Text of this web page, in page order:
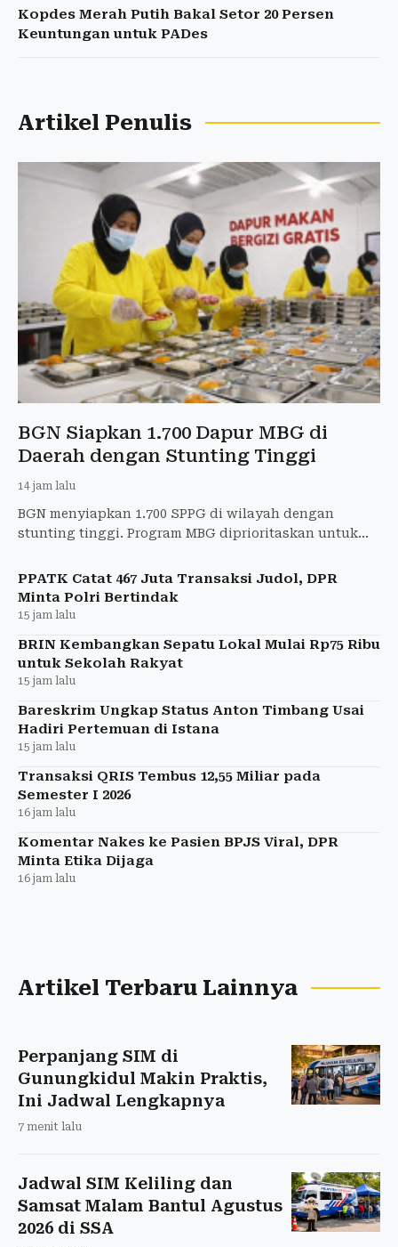
Kopdes Merah Putih Bakal Setor 20 Persen
Keuntungan untuk PADes
Artikel Penulis
BGN Siapkan 1.700 Dapur MBG di
Daerah dengan Stunting Tinggi
14 jam lalu
BGN menyiapkan 1.700 SPPG di wilayah dengan
stunting tinggi. Program MBG diprioritaskan untuk
PPATK Catat 467 Juta Transaksi Judol, DPR
Minta Polri Bertindak
15 jam lalu
BRIN Kembangkan Sepatu Lokal Mulai Rp75 Ribu
untuk Sekolah Rakyat
15 jam lalu
Bareskrim Ungkap Status Anton Timbang Usai
Hadiri Pertemuan di Istana
15 jam lalu
Transaksi QRIS Tembus 12,55 Miliar pada
Semester I 2026
16 jam lalu
Komentar Nakes ke Pasien BPJS Viral, DPR
Minta Etika Dijaga
16 jam lalu
Artikel Terbaru Lainnya
Perpanjang SIM di
Gunungkidul Makin Praktis,
Ini Jadwal Lengkapnya
7 menit lalu
Jadwal SIM Keliling dan
Samsat Malam Bantul Agustus
2026 di SSA